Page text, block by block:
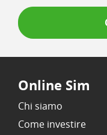
Online Sim
Chi siamo
Come investire